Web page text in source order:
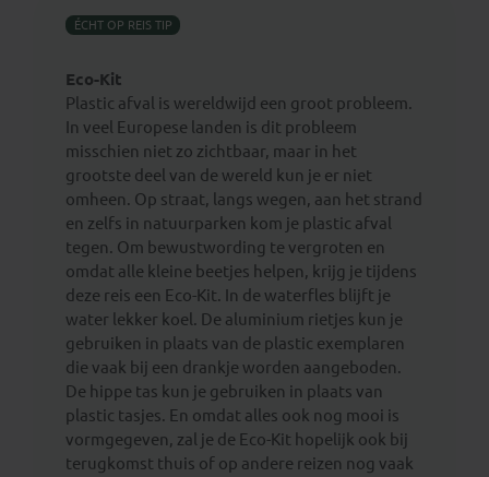
ÉCHT OP REIS TIP
Eco-Kit
Plastic afval is wereldwijd een groot probleem.
In veel Europese landen is dit probleem
misschien niet zo zichtbaar, maar in het
grootste deel van de wereld kun je er niet
omheen. Op straat, langs wegen, aan het strand
en zelfs in natuurparken kom je plastic afval
tegen. Om bewustwording te vergroten en
omdat alle kleine beetjes helpen, krijg je tijdens
deze reis een Eco-Kit. In de waterfles blijft je
water lekker koel. De aluminium rietjes kun je
gebruiken in plaats van de plastic exemplaren
die vaak bij een drankje worden aangeboden.
De hippe tas kun je gebruiken in plaats van
plastic tasjes. En omdat alles ook nog mooi is
vormgegeven, zal je de Eco-Kit hopelijk ook bij
terugkomst thuis of op andere reizen nog vaak